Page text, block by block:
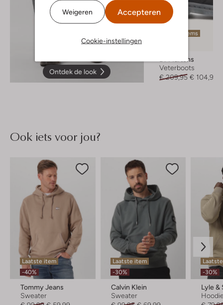
Weigeren Accepteren
Cookie-instellingen
Ontdek de look
Laatste items
Dr Martens
Veterboots
€ 209,95 € 104,95
Ook iets voor jou?
Laatste item
-40%
Tommy Jeans
Sweater
Laatste item
-30%
Calvin Klein
Sweater
-30%
Lyle &